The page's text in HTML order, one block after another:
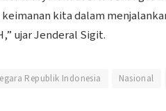
kita dalam
ujar Jenderal Sigit.
Republik Indonesia Nasional